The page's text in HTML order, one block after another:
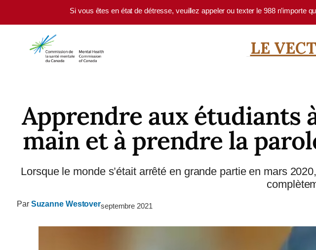
Skip to main contentSi vous êtes en état de détresse, veuillez appeler ou texter le 988 n’importe
LE
Apprendre aux étudiants
main et à prendre la
Lorsque le monde s’était arrêté en grande partie en mars
Par Suzanne Westoverseptembre 2021